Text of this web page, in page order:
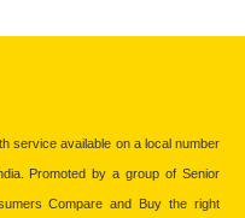
service available on a local number
Promoted by a group of Senior
Compare and Buy the right